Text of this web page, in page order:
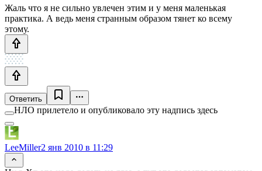
Жаль что я не сильно увлечен этим и у меня маленькая
практика. А ведь меня странным образом тянет ко всему
этому.
Ответить
НЛО прилетело и опубликовало эту надпись здесь
LeeMiller2 янв 2010 в 11:29